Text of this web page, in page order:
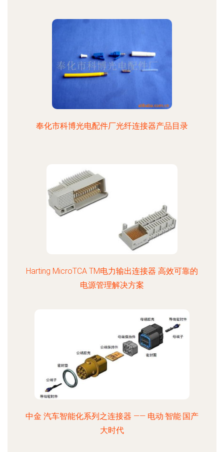
奉化市科博光电配件厂光纤连接器产品目录
Harting MicroTCA TM电力输出连接器 高效可靠的
电源管理解决方案
中金 汽车智能化系列之连接器 —— 电动·智能·国产
大时代